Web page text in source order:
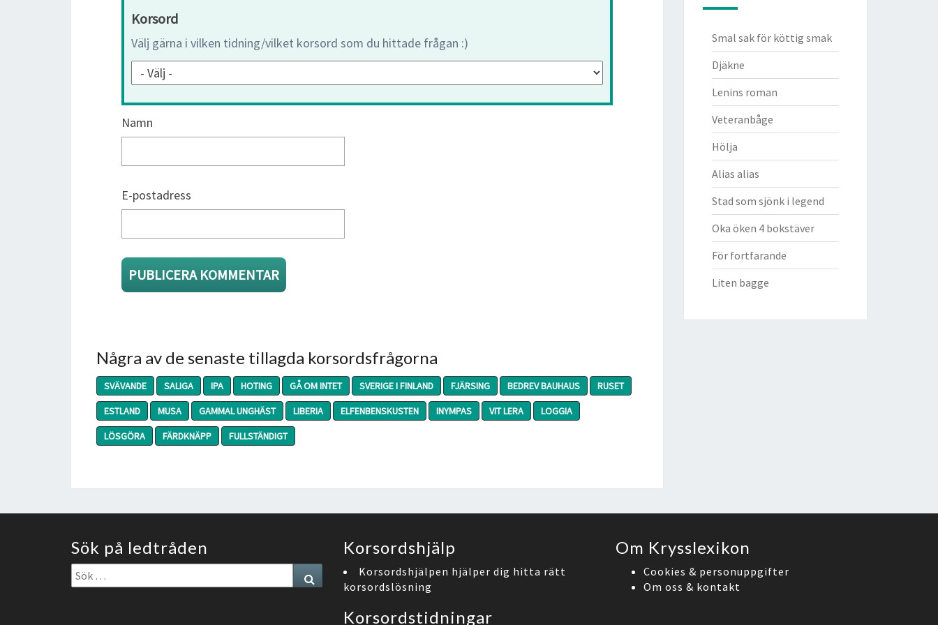
Korsord
Välj gärna i vilken tidning/vilket korsord som du hittade frågan :)
Namn
E-postadress
Några av de senaste tillagda korsordsfrågorna
SVÄVANDE SALIGA IPA HOTING GÅ OM INTET SVERIGE I FINLAND FJÄRSING BEDREV BAUHAUS
RUSET
ESTLAND
MUSA GAMMAL UNGHÄST LIBERIA ELFENBENSKUSTEN INYMPAS VIT LERA
LOGGIA
LÖSGÖRA
FÄRDKNÄPP FULLSTÄNDIGT
Smal sak för köttig smak
Djäkne
Lenins roman
Veteranbåge
Hölja
Alias alias
Stad som sjönk i legend
Oka öken 4 bokstäver
För fortfarande
Liten bagge
Sök på ledtråden
Sök
efter:
Search
Korsordshjälp
Korsordshjälpen hjälper dig hitta rätt
korsordslösning
Korsordstidningar
Om Krysslexikon
Cookies & personuppgifter
Om oss & kontakt